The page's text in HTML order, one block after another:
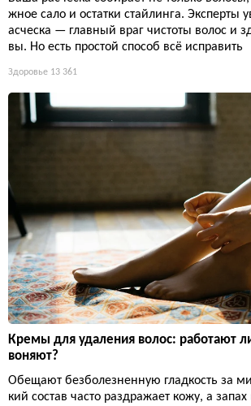
жное сало и остатки стайлинга. Эксперты
асческа — главный враг чистоты волос и
вы. Но есть простой способ всё исправить
Здоровье 13 361
Кремы для удаления волос: работают
воняют?
Обещают безболезненную гладкость за
кий состав часто раздражает кожу, а